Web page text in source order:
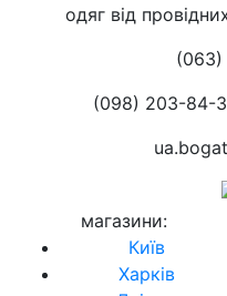
одяг від
(098) 203-84-
магазини:
Київ
Харків